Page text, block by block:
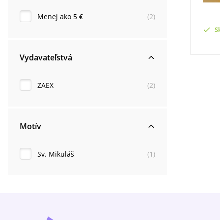
Menej ako 5 € (2)
Vydavateľstvá
ZAEX (2)
Motív
Sv. Mikuláš (1 )